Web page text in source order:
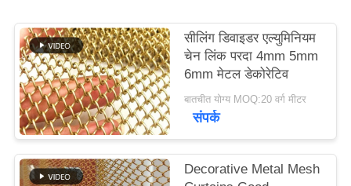
समाचार
मामले
साइटमैप
सीलिंग डिवाइडर एल्युमिनियम
चेन लिंक परदा 4mm 5mm
6mm मेटल डेकोरेटिव
बातचीत योग्य MOQ:20 वर्ग मीटर
संपर्क
Decorative Metal Mesh